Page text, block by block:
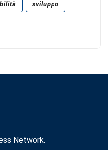
sviluppo
Network.